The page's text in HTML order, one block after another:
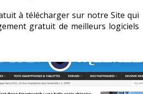
à télécharger sur notre Site qui
gratuit de meilleurs logiciels